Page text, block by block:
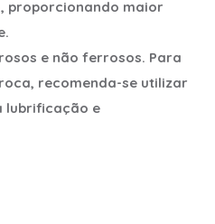
proporcionando maior
e não ferrosos. Para
recomenda-se utilizar
lubrificação e